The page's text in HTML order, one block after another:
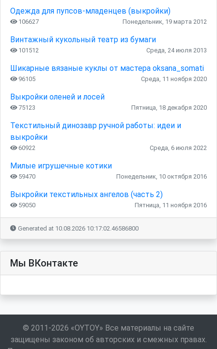
Одежда для пупсов-младенцев (выкройки)
106627 Понедельник, 19 марта 2012
Винтажный кукольный театр из бумаги
101512 Среда, 24 июля 2013
Шикарные вязаные куклы от мастера oksana_somati
96105 Среда, 11 ноября 2020
Выкройки оленей и лосей
75123 Пятница, 18 декабря 2020
Текстильный динозавр ручной работы: идеи и
выкройки
60922 Среда, 6 июля 2022
Милые игрушечные котики
59470 Понедельник, 10 октября 2016
Выкройки текстильных ангелов (часть 2)
59050 Пятница, 11 ноября 2016
Generated at 10.08.2026 10:17:02.46586800
Мы ВКонтакте
© 2011-2026 «OYTOY» Все материалы на сайте
защищены законом об авторских и смежных правах.